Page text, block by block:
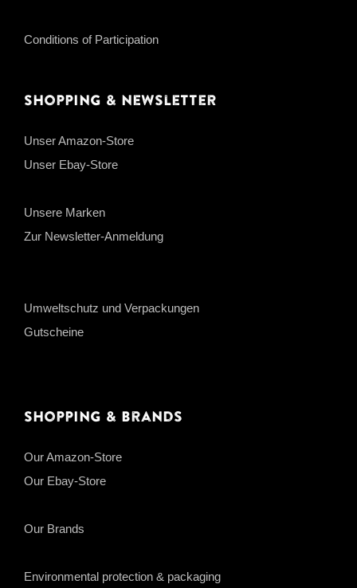
Conditions of Participation
Shopping & Newsletter
Unser Amazon-Store
Unser Ebay-Store
Unsere Marken
Zur Newsletter-Anmeldung
Umweltschutz und Verpackungen
Gutscheine
Shopping & Brands
Our Amazon-Store
Our Ebay-Store
Our Brands
Environmental protection & packaging